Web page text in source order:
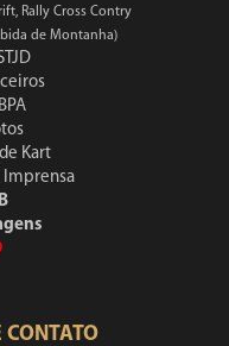
Rally Cross Contry
de Montanha)
Kart
Imprensa
CONTATO